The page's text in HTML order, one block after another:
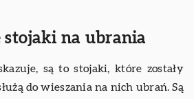
stojaki na ubrania
są to stojaki, które zostały
do wieszania na nich ubrań. Są